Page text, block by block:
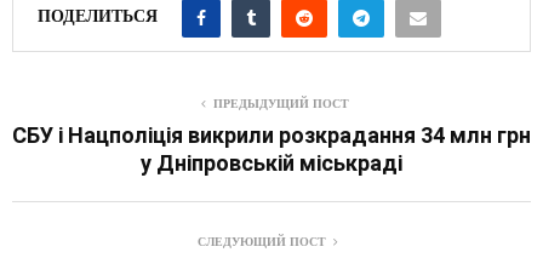
ПОДЕЛИТЬСЯ
ПРЕДЫДУЩИЙ ПОСТ
СБУ і Нацполіція викрили розкрадання 34 млн грн
у Дніпровській міськраді
СЛЕДУЮЩИЙ ПОСТ